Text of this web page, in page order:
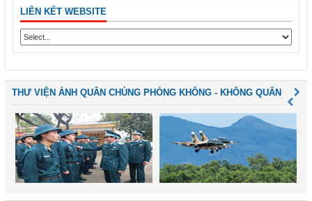
LIÊN KẾT WEBSITE
THƯ VIỆN ẢNH QUÂN CHỦNG PHÒNG KHÔNG - KHÔNG QUÂN